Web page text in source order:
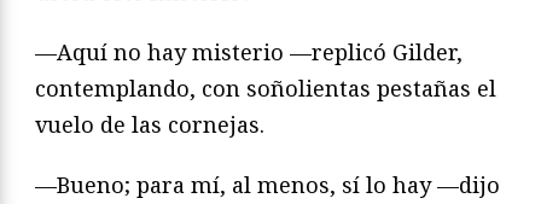
—Aquí no hay misterio —replicó Gilder,
contemplando, con soñolientas pestañas el
vuelo de las cornejas.
—Bueno; para mí, al menos, sí lo hay —dijo